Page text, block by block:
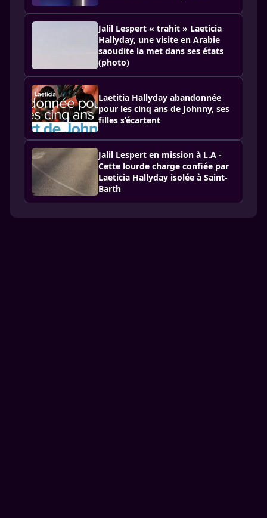
Jalil Lespert « trahit » Laeticia
Hallyday, une visite en Arabie
saoudite la met dans ses états
(photo)
Laetitia Hallyday abandonnée
pour les cinq ans de Johnny, ses
filles s’écartent
Jalil Lespert en mission à L.A -
Cette lourde charge confiée par
Laeticia Hallyday isolée à Saint-
Barth